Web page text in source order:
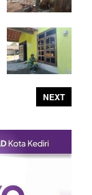
NEXT